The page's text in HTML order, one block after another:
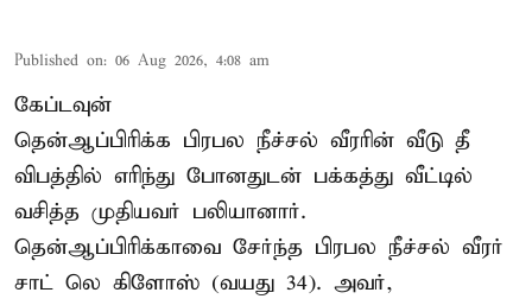
Published on: 06 Aug 2026, 4:08 am
கேப்டவுன்
தென்ஆப்பிரிக்க பிரபல நீச்சல் வீரரின் வீடு தீ
விபத்தில் எரிந்து போனதுடன் பக்கத்து வீட்டில்
வசித்த முதியவர் பலியானார்.
தென்ஆப்பிரிக்காவை சேர்ந்த பிரபல நீச்சல் வீரர்
சாட் லெ கிளோஸ் (வயது 34). அவர்,